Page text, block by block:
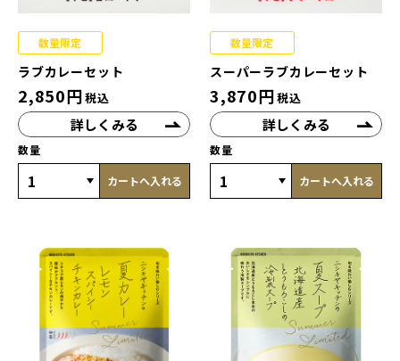
数量限定
ラブカレーセット
2,850円税込
詳しくみる
数量
カートへ入れる
数量限定
スーパーラブカレーセット
3,870円税込
詳しくみる
数量
カートへ入れる